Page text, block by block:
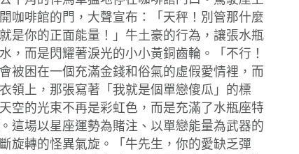
啡館的門，大聲宣布：「天秤！別管那什麼
是你的正面能量！」牛土豪的行為，讓張水瓶
而是閃耀著淚光的小小黃銅齒輪。「不行！
被困在一個充滿金錢和俗氣的虛假愛情裡，而
領上，那張寫著「我就是個單戀傻瓜」的標
空的光束不再是彩虹色，而是充滿了水瓶座特
這場以星座運勢為賭注、以單戀能量為武器的
旋轉的怪異氣旋。「牛先生，你的愛缺乏彈